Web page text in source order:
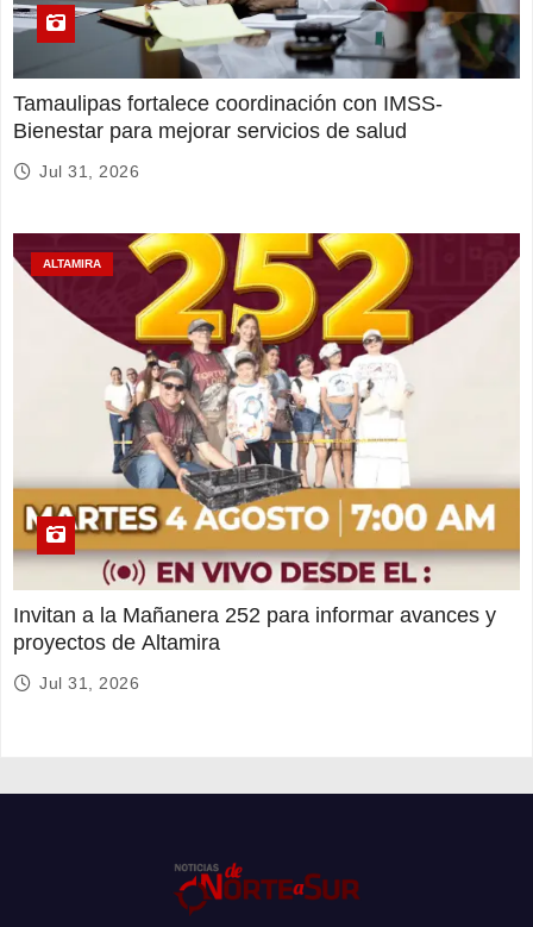
Tamaulipas fortalece coordinación con IMSS-
Bienestar para mejorar servicios de salud
Jul 31, 2026
ALTAMIRA
Invitan a la Mañanera 252 para informar avances y
proyectos de Altamira
Jul 31, 2026